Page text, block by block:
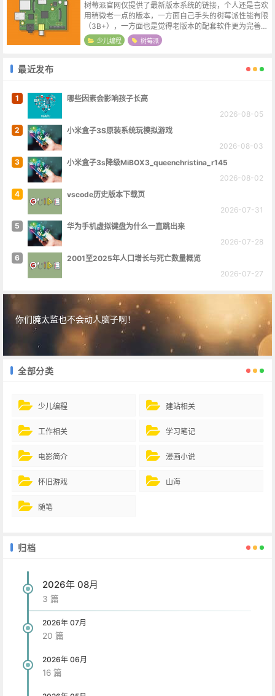
树莓派官网仅提供了最新版本系统的链接，个人还是喜欢
用稍微老一点的版本，一方面自己手头的树莓派性能有限
（3B+），一方面也是觉得老版本的配套软件更为完善。
尝试访问了一下树莓派官方的下载链接所在文件夹，结果
确实可以成功访问，只是里面的历史...
少儿编程 树莓派
最近发布
1
哪些因素会影响孩子长高
2026-08-05
2
小米盒子3S原装系统玩模拟游戏
2026-08-03
3
小米盒子3s降级MiBOX3_queenchristina_r145
2026-08-02
4
vscode历史版本下载页
2026-07-31
5
华为手机虚拟键盘为什么一直跳出来
2026-07-28
6
2001至2025年人口增长与死亡数量概览
2026-07-27
你们腌太监也不会动人脑子啊！
全部分类
少儿编程 建站相关
工作相关 学习笔记
电影简介 漫画小说
怀旧游戏 山海
随笔
归档
2026年 08月
3 篇
2026年 07月
20 篇
2026年 06月
16 篇